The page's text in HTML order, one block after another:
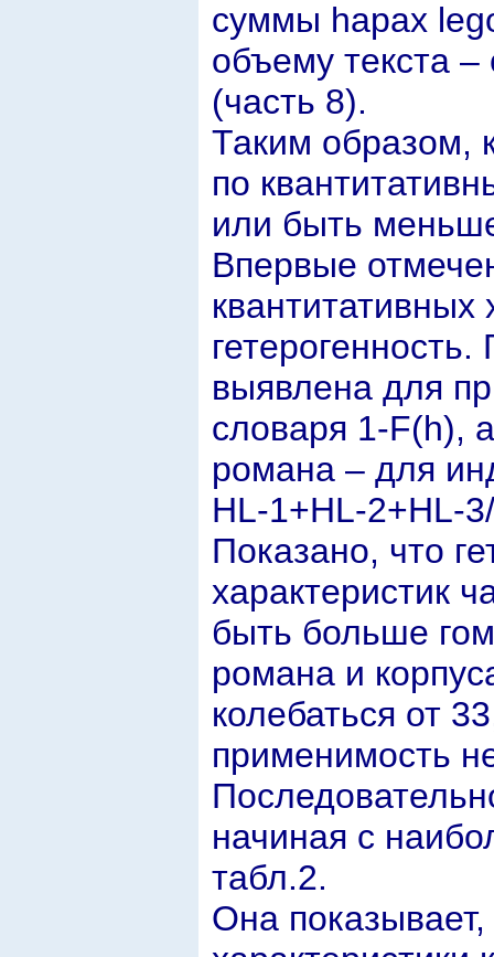
суммы hapax
объему текста
(часть 8).
Таким образом,
по
или быть
Впервые
квантитативных
выявлена для
словаря 1-F(h),
романа – для
HL-1+HL-2+HL-
Показано, что
характеристик
быть больше
романа и
колебаться от
применимость
начиная с
табл.2.
Она